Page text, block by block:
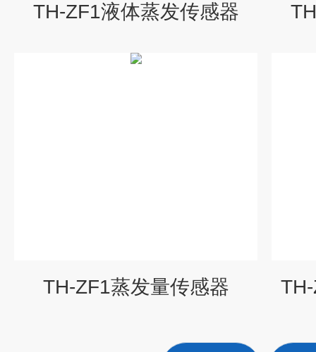
TH-ZF1液体蒸发传感器
TH-ZF1蒸发量传感器